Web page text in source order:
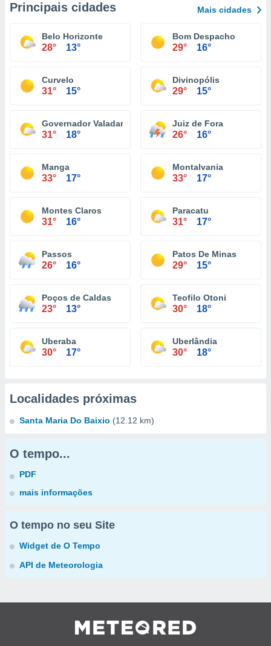
Principais cidades Mais cidades
Belo Horizonte
28° 13°
Bom Despacho
29° 16°
Curvelo
31° 15°
Divinopólis
29° 15°
Governador Valadares
31° 18°
Juiz de Fora
26° 16°
Manga
33° 17°
Montalvania
33° 17°
Montes Claros
31° 16°
Paracatu
31° 17°
Passos
26° 16°
Patos De Minas
29° 15°
Poços de Caldas
23° 13°
Teofilo Otoni
30° 18°
Uberaba
30° 17°
Uberlândia
30° 18°
Localidades próximas
Santa Maria Do Baixio (12.12 km)
O tempo...
PDF
mais informações
O tempo no seu Site
Widget de O Tempo
API de Meteorologia